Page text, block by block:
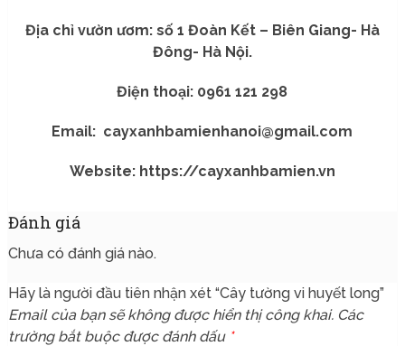
Địa chỉ vườn ươm: số 1 Đoàn Kết – Biên Giang- Hà
Đông- Hà Nội.
Điện thoại: 0961 121 298
Email: cayxanhbamienhanoi@gmail.com
Website: https://cayxanhbamien.vn
Đánh giá
Chưa có đánh giá nào.
Hãy là người đầu tiên nhận xét “Cây tường vi huyết long”
Email của bạn sẽ không được hiển thị công khai. Các
trường bắt buộc được đánh dấu *